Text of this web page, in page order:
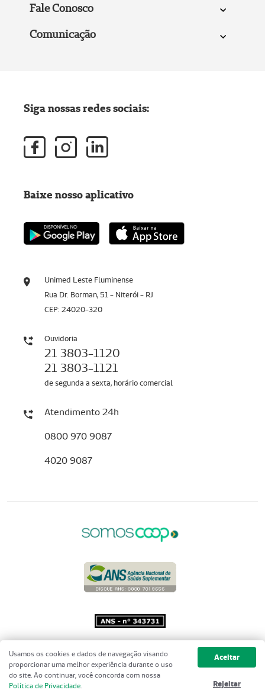
Fale Conosco
Comunicação
Unimed Leste Fluminense
Rua Dr. Borman, 51 - Niterói - RJ
CEP: 24020-320
Ouvidoria
21 3803-1120
21 3803-1121
de segunda a sexta, horário comercial
Atendimento 24h
0800 970 9087
4020 9087
Siga nossas redes sociais:
Baixe nosso aplicativo
Copyright 2001 - 2026 Unimed do
Brasil - Todos os direitos reservados
Usamos os cookies e dados de navegação visando
proporcionar uma melhor experiência durante o uso
do site. Ao continuar, você concorda com nossa
Política de Privacidade.
Aceitar
Rejeitar